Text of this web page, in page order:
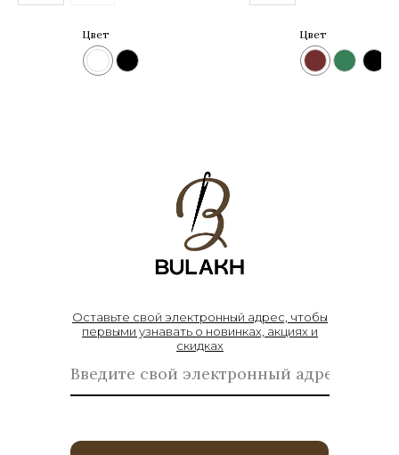
Цвет Цвет
Оставьте свой электронный адрес, чтобы
первыми узнавать о новинках, акциях и
скидках